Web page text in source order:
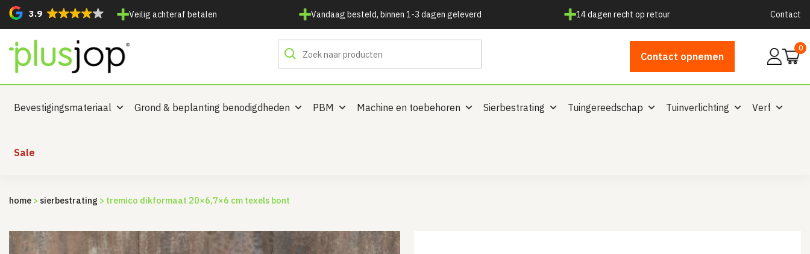
3.9 Veilig achteraf betalen Vandaag besteld, binnen 1-3 dagen geleverd 14 dagen recht op retour Contact
Contact opnemen
Mijn
0
Bevestigingsmateriaal Grond & beplanting benodigdheden PBM Machine en toebehoren Sierbestrating Tuingereedschap Tuinverlichting Verf
Sale
home > sierbestrating > tremico dikformaat 20×6,7×6 cm texels bont